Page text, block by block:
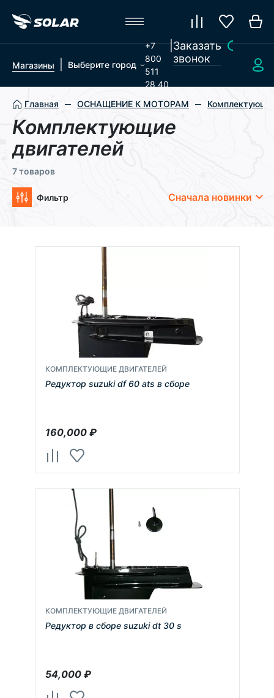
Магазины Выберите город
+7
800
511
28 40
|Заказать
звонок
Главная ОСНАЩЕНИЕ К МОТОРАМ
Комплектующие
двигателей
7 товаров
Фильтр Сначала новинки
КОМПЛЕКТУЮЩИЕ ДВИГАТЕЛЕЙ
Редуктор suzuki df 60 ats в сборе
160,000₽
КОМПЛЕКТУЮЩИЕ ДВИГАТЕЛЕЙ
Редуктор в сборе suzuki dt 30 s
54,000₽